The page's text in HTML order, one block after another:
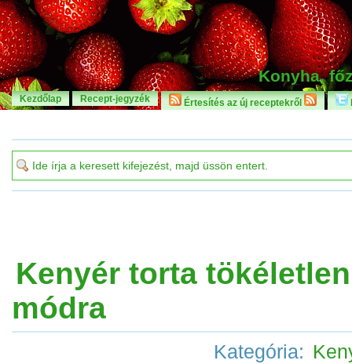
Konyha,
Kezdőlap Recept-jegyzék Értesítés az új receptekről
Kenyér torta tökéletlen
módra
Kategória: